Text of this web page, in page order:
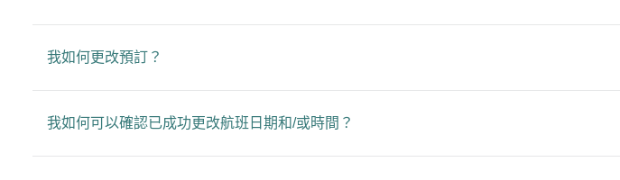
我如何更改預訂？
我如何可以確認已成功更改航班日期和/或時間？